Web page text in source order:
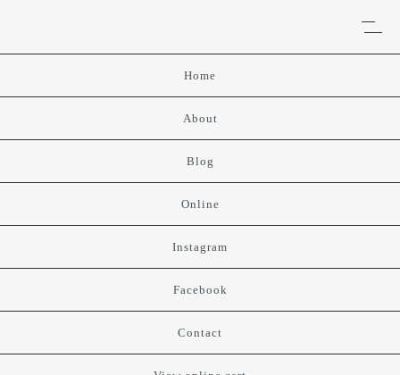
Home
About
Blog
Online
Instagram
Facebook
Contact